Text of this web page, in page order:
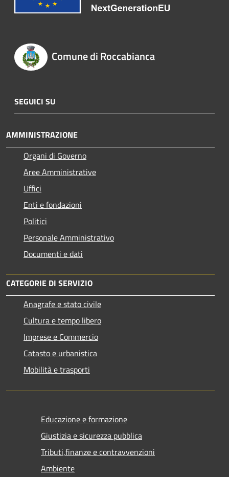
Comune di Roccabianca
SEGUICI SU
AMMINISTRAZIONE
Organi di Governo
Aree Amministrative
Uffici
Enti e fondazioni
Politici
Personale Amministrativo
Documenti e dati
CATEGORIE DI SERVIZIO
Anagrafe e stato civile
Cultura e tempo libero
Imprese e Commercio
Catasto e urbanistica
Mobilità e trasporti
Educazione e formazione
Giustizia e sicurezza pubblica
Tributi,finanze e contravvenzioni
Ambiente